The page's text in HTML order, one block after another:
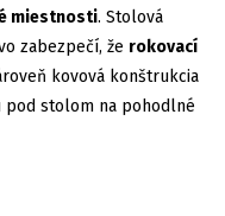
miestnosti. Stolová
zabezpečí, že rokovací
kovová konštrukcia
stolom na pohodlné